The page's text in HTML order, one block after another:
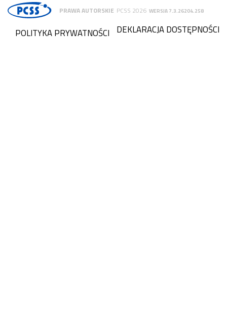
PRAWA AUTORSKIE PCSS 2026 WERSJA 7.3.26204.258
DEKLARACJA DOSTĘPNOŚCI
POLITYKA PRYWATNOŚCI